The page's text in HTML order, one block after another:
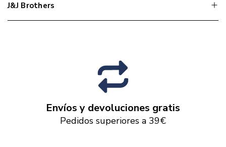
J&J Brothers
Envíos y devoluciones gratis
Pedidos superiores a 39€